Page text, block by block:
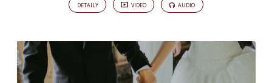
DETAILY VIDEO AUDIO